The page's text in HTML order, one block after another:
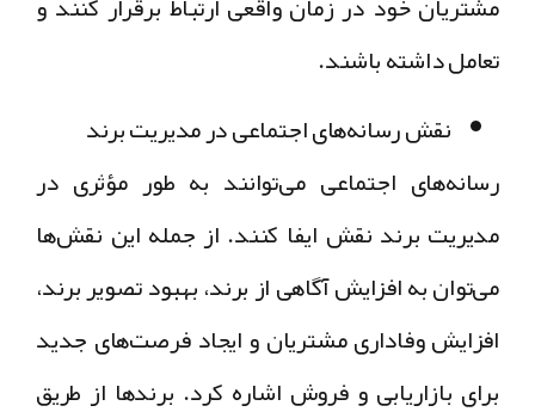
تعامل داشته باشند.
نقش رسانه‌های اجتماعی در مدیریت برند
رسانه‌های اجتماعی می‌توانند به طور مؤثری در
مدیریت برند نقش ایفا کنند. از جمله این نقش‌ها
می‌توان به افزایش آگاهی از برند، بهبود تصویر برند،
افزایش وفاداری مشتریان و ایجاد فرصت‌های جدید
برای بازاریابی و فروش اشاره کرد. برندها از طریق